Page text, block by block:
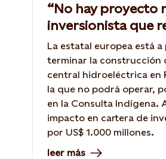
“No hay proyecto
inversionista que
La estatal europea está
terminar la construcción
central hidroeléctrica en
la que no podrá operar,
en la Consulta Indígena.
impacto en cartera de
por US$ 1.000 millones.
leer más